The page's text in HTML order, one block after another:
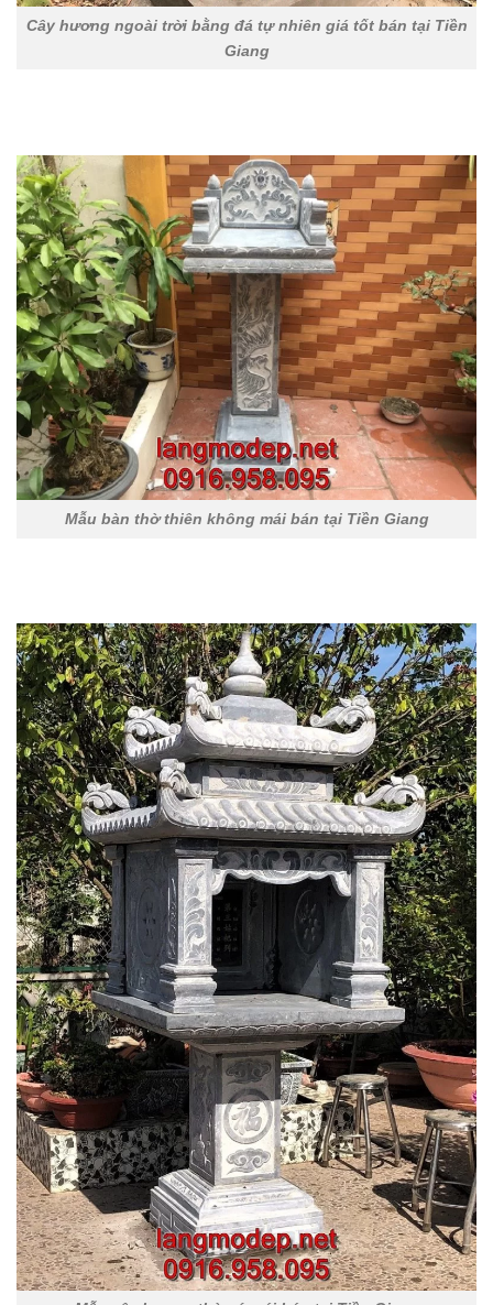
Cây hương ngoài trời bằng đá tự nhiên giá tốt bán tại Tiền
Giang
Mẫu bàn thờ thiên không mái bán tại Tiền Giang